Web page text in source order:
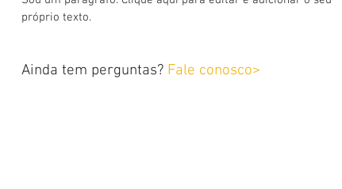
próprio texto.
Ainda tem perguntas? Fale conosco>